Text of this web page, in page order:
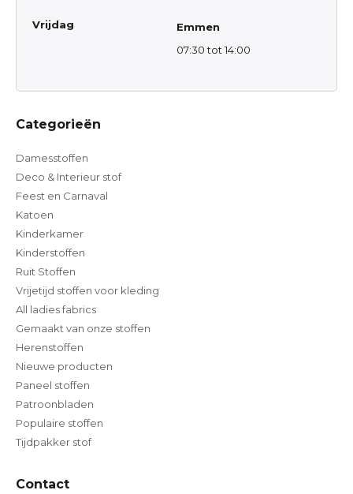
Vrijdag
Emmen
07:30 tot 14:00
Categorieën
Damesstoffen
Deco & Interieur stof
Feest en Carnaval
Katoen
Kinderkamer
Kinderstoffen
Ruit Stoffen
Vrijetijd stoffen voor kleding
All ladies fabrics
Gemaakt van onze stoffen
Herenstoffen
Nieuwe producten
Paneel stoffen
Patroonbladen
Populaire stoffen
Tijdpakker stof
Contact